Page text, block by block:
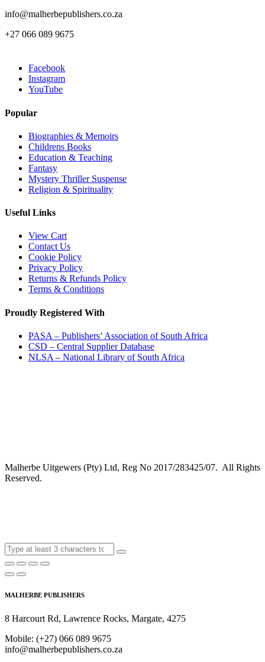
info@malherbepublishers.co.za
+27 066 089 9675
Facebook
Instagram
YouTube
Popular
Biographies & Memoirs
Childrens Books
Education & Teaching
Fantasy
Mystery Thriller Suspense
Religion & Spirituality
Useful Links
View Cart
Contact Us
Cookie Policy
Privacy Policy
Returns & Refunds Policy
Terms & Conditions
Proudly Registered With
PASA – Publishers’ Association of South Africa
CSD – Central Supplier Database
NLSA – National Library of South Africa
Malherbe Uitgewers (Pty) Ltd, Reg No 2017/283425/07. All Rights
Reserved.
MALHERBE PUBLISHERS
8 Harcourt Rd, Lawrence Rocks, Margate, 4275
Mobile: (+27) 066 089 9675
info@malherbepublishers.co.za